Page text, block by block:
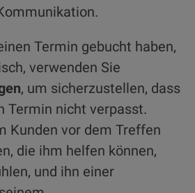
Termin gebucht haben,
verwenden Sie
, um sicherzustellen, dass
Termin nicht verpasst.
Kunden vor dem Treffen
die ihm helfen können,
und ihn einer